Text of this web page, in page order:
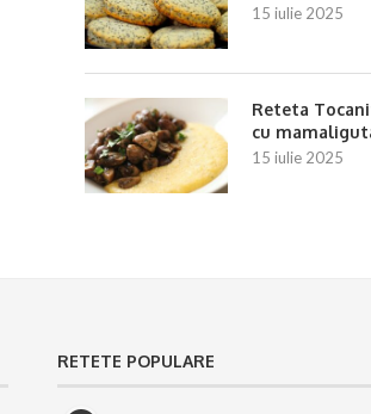
15 iulie 2025
Reteta
cu
15 iulie 2025
RETETE POPULARE